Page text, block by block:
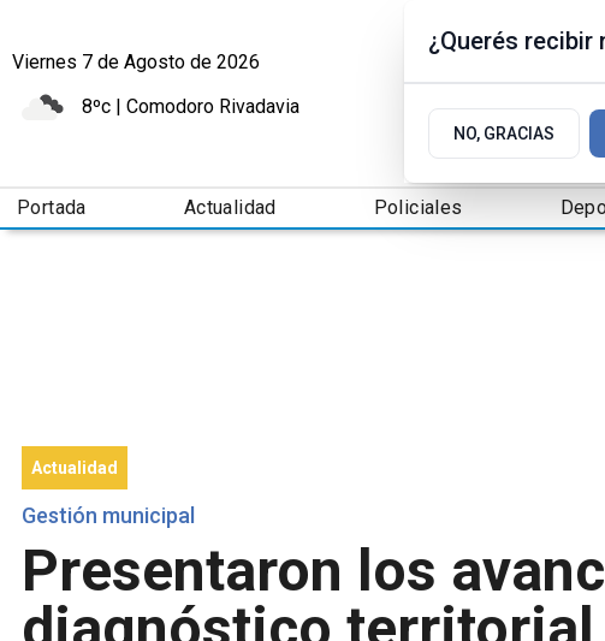
Viernes 7 de Agosto de 2026
8ºc | Comodoro Rivadavia
Portada Actualidad Policiales
Actualidad
Gestión municipal
Presentaron los
¿Querés
NO, GRACIAS